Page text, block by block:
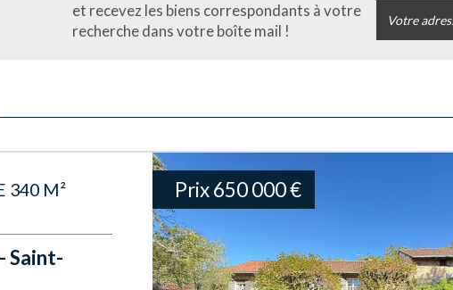
et recevez les biens correspondants à votre
recherche dans votre boîte mail !
Prix650 000€
340 M²
Saint-